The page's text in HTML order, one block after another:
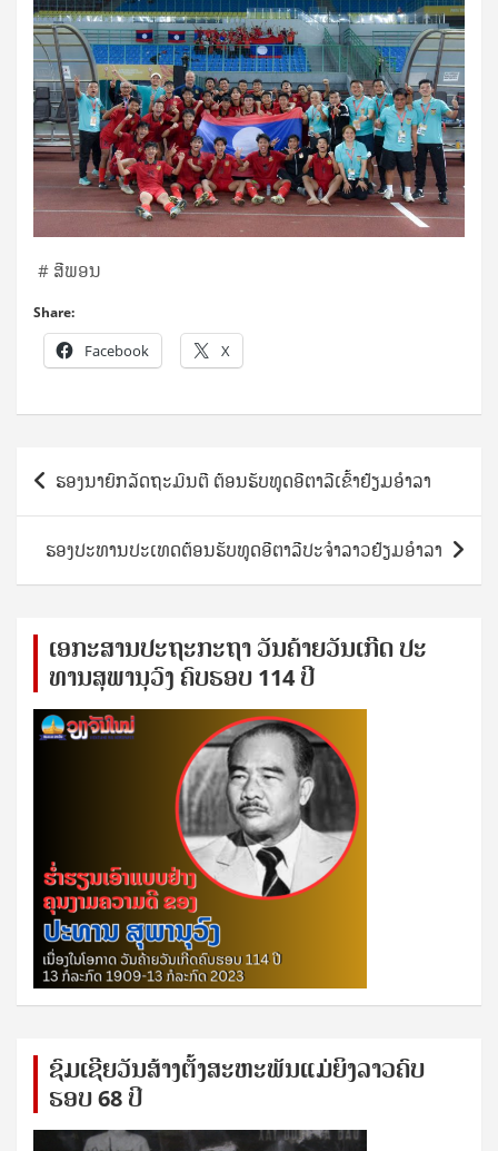
# ສີພອນ
Share:
Facebook X
Post
navigation
ຮອງນາຍົກລັດຖະມົນຕີ ຕ້ອນຮັບທູດອີຕາລີເຂົ້າຢ້ຽມອຳລາ
ຮອງປະທານປະເທດຕ້ອນຮັບທູດອີຕາລີປະຈຳລາວຢ້ຽມອຳລາ
ເອ​ກະ​ສານ​ປະ​ຖະ​ກະ​ຖ​າ ວັນ​ຄ້າຍ​ວັນ​ເກີດ ປ​ະ​
ທານ​ສຸ​ພາ​ນຸ​ວົງ ຄົບ​ຮອບ 114 ປີ
ຊົ​ມ​ເຊີຍ​ວັນ​ສ້າງ​ຕັ້ງ​ສະ​ຫະ​ພັນ​ແມ່​ຍິງ​​ລາວຄົບ​
ຮອບ 68 ປິ